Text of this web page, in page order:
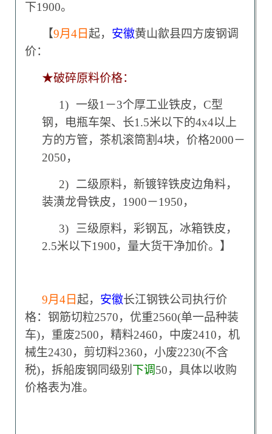
下1900。
【9月4日 起， 安徽黄山歙县四方废钢调
价：
★破碎原料价格：
1) 一级1－3个厚工业铁皮，C型
钢，电瓶车架、长1.5米以下的4x4以上
方的方管，茶机滚筒割4块，价格2000－
2050，
2)
二级原料，新镀锌铁皮边角料，
装潢龙骨铁皮，1900－1950，
3)
三级原料，彩钢瓦，冰箱铁皮，
2.5米以下1900，量大货干净加价。】
9月4日 起， 安徽长江钢铁公司执行价
格：钢筋切粒2570，优重2560(单一品种装
车)，重废2500，精料2460，中废2410，机
械生2430，剪切料2360，小废2230(不含
税)，拆船废钢同级别 下调50，具体以收购
价格表为准。